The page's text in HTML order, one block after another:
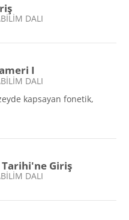
DALI
I
DALI
kapsayan fonetik,
Giriş
DALI